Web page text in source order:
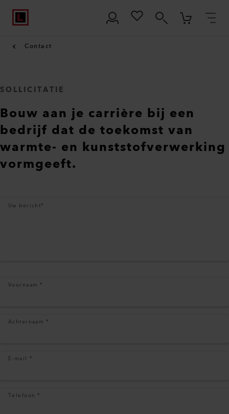
Contact
SOLLICITATIE
Bouw aan je carrière bij een
bedrijf dat de toekomst van
warmte- en kunststofverwerking
vormgeeft.
Uw bericht*
Voornaam *
Achternaam *
E-mail *
Telefoon *